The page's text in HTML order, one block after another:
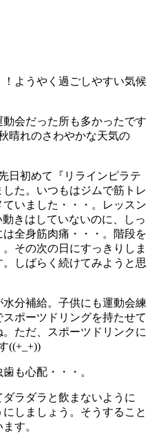
ようやく過ごしやすい気候
会だった所も多かったです
晴れのさわやかな天気の
日初めて『リラインピラテ
た。いつもはジムで筋トレ
いました・・・。レッスン
きはしていないのに、しっ
全身筋肉痛・・・。階段を
その次の日にすっきりしま
しばらく続けてみようと思
分補給。子供にも運動会練
ポーツドリングを持たせて
ただ、スポーツドリンクに
((+_+))
も心配・・・。
ラダラと飲まないように
しましょう。そうすること
す。